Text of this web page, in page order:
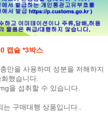
캡슐 *3박스
만을 사용하며 성분을 저해하지
했습니다.
을 섭취할 수 있습니다.
구매대행 상품입니다..